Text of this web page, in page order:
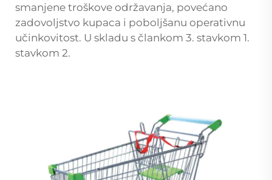
smanjene troškove održavanja, povećano
zadovoljstvo kupaca i poboljšanu operativnu
učinkovitost. U skladu s člankom 3. stavkom 1.
stavkom 2.